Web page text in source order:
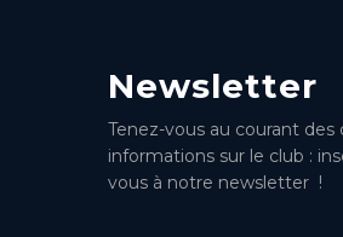
Newsletter
Tenez-vous au courant des
informations sur le club :
vous à notre newsletter !